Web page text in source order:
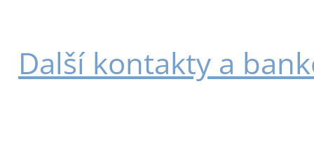
Další kontakty a